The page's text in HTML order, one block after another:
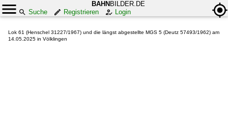
BAHN BILDER.DE
Suche
Registrieren Login
Lok 61 (Henschel 31227/1967) und die längst abgestellte MGS 5 (Deutz 57493/1962) am
14.05.2025 in Völklingen